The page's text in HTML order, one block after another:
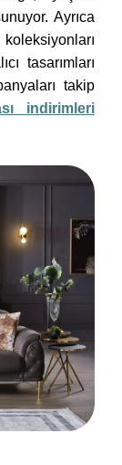
Ayrıca
koleksiyonları
tasarımları
takip
indirimleri